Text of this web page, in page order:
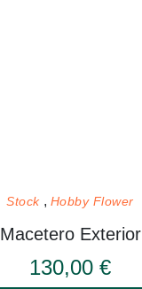
Stock Hobby Flower
Macetero Exterior
130,00 €